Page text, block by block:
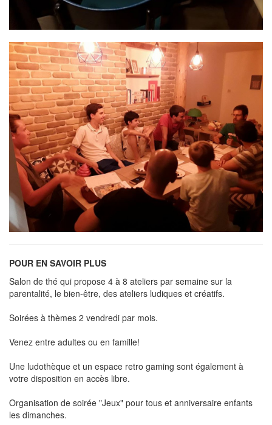
POUR EN SAVOIR PLUS
Salon de thé qui propose 4 à 8 ateliers par semaine sur la
parentalité, le bien-être, des ateliers ludiques et créatifs.
Soirées à thèmes 2 vendredi par mois.
Venez entre adultes ou en famille!
Une ludothèque et un espace retro gaming sont également à
votre disposition en accès libre.
Organisation de soirée "Jeux" pour tous et anniversaire enfants
les dimanches.